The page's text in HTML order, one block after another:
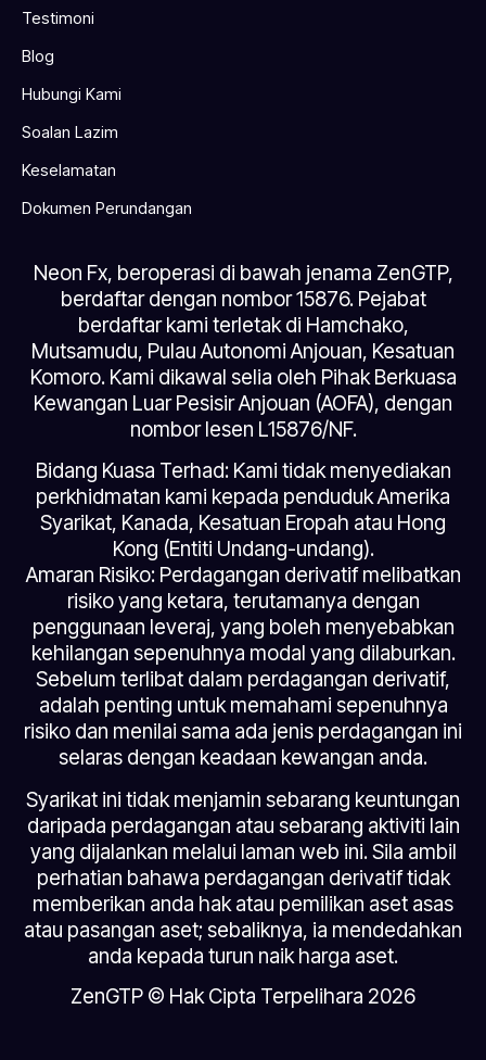
Testimoni
Blog
Hubungi Kami
Soalan Lazim
Keselamatan
Dokumen Perundangan
Neon Fx, beroperasi di bawah jenama ZenGTP,
berdaftar dengan nombor 15876. Pejabat
berdaftar kami terletak di Hamchako,
Mutsamudu, Pulau Autonomi Anjouan, Kesatuan
Komoro. Kami dikawal selia oleh Pihak Berkuasa
Kewangan Luar Pesisir Anjouan (AOFA), dengan
nombor lesen L15876/NF.
Bidang Kuasa Terhad: Kami tidak menyediakan
perkhidmatan kami kepada penduduk Amerika
Syarikat, Kanada, Kesatuan Eropah atau Hong
Kong (Entiti Undang-undang).
Amaran Risiko: Perdagangan derivatif melibatkan
risiko yang ketara, terutamanya dengan
penggunaan leveraj, yang boleh menyebabkan
kehilangan sepenuhnya modal yang dilaburkan.
Sebelum terlibat dalam perdagangan derivatif,
adalah penting untuk memahami sepenuhnya
risiko dan menilai sama ada jenis perdagangan ini
selaras dengan keadaan kewangan anda.
Syarikat ini tidak menjamin sebarang keuntungan
daripada perdagangan atau sebarang aktiviti lain
yang dijalankan melalui laman web ini. Sila ambil
perhatian bahawa perdagangan derivatif tidak
memberikan anda hak atau pemilikan aset asas
atau pasangan aset; sebaliknya, ia mendedahkan
anda kepada turun naik harga aset.
ZenGTP © Hak Cipta Terpelihara 2026